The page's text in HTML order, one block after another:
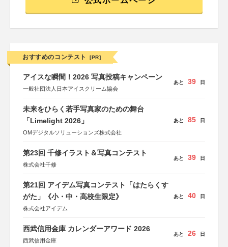
おすすめのコンテスト [PR]
アイスな瞬間！2026 写真投稿キャンペーン
一般社団法人日本アイスクリーム協会
あと 39 日
未来をひらく若手写真家のための舞台
「Limelight 2026」
OMデジタルソリューションズ株式会社
あと 85 日
第23回 千修イラスト＆写真コンテスト
株式会社千修
あと 39 日
第21回 アイデム写真コンテスト「はたらくす
がた」《小・中・高校生限定》
株式会社アイデム
あと 40 日
西武信用金庫 カレンダーアワード 2026
西武信用金庫
あと 26 日